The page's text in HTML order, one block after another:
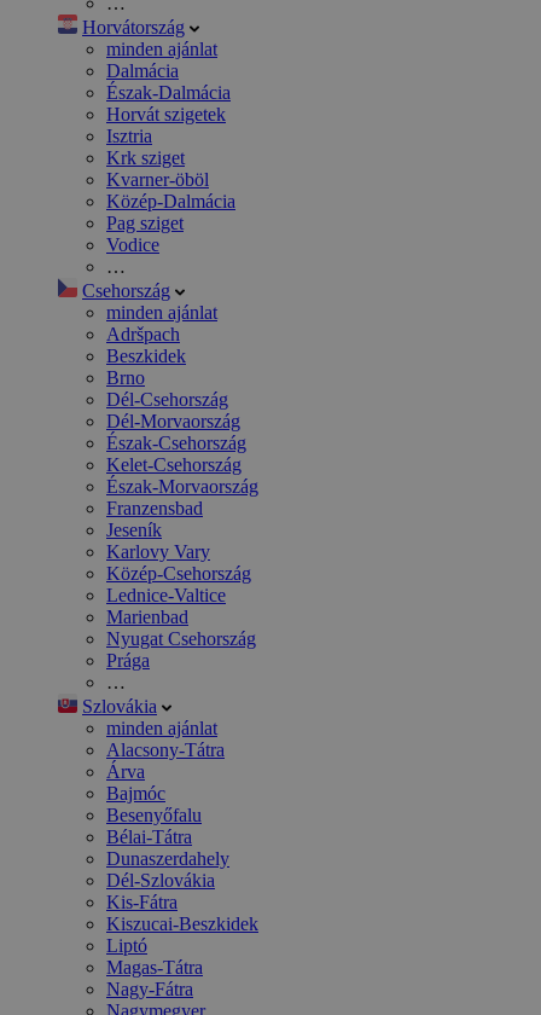
Horvátország
minden ajánlat
Dalmácia
Észak-Dalmácia
Horvát szigetek
Isztria
Krk sziget
Kvarner-öböl
Közép-Dalmácia
Pag sziget
Vodice
…
Csehország
minden ajánlat
Adršpach
Beszkidek
Brno
Dél-Csehország
Dél-Morvaország
Észak-Csehország
Kelet-Csehország
Észak-Morvaország
Franzensbad
Jeseník
Karlovy Vary
Közép-Csehország
Lednice-Valtice
Marienbad
Nyugat Csehország
Prága
…
Szlovákia
minden ajánlat
Alacsony-Tátra
Árva
Bajmóc
Besenyőfalu
Bélai-Tátra
Dunaszerdahely
Dél-Szlovákia
Kis-Fátra
Kiszucai-Beszkidek
Liptó
Magas-Tátra
Nagy-Fátra